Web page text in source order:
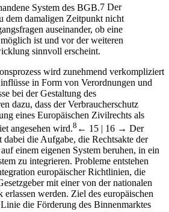
System des BGB.7 Der
dem damaligen Zeitpunkt nicht
auseinander, ob eine
ist und vor der weiteren
sinnvoll erscheint.
wird zunehmend verkompliziert
in Form von Verordnungen und
bei der Gestaltung des
dazu, dass der Verbraucherschutz
eines Europäischen Zivilrechts als
angesehen wird.8 ← 15 | 16 → Der
dabei die Aufgabe, die Rechtsakte der
einem eigenen System beruhen, in ein
zu integrieren. Probleme entstehen
europäischer Richtlinien, die
mit einer von der nationalen
erlassen werden. Ziel des europäischen
die Förderung des Binnenmarktes